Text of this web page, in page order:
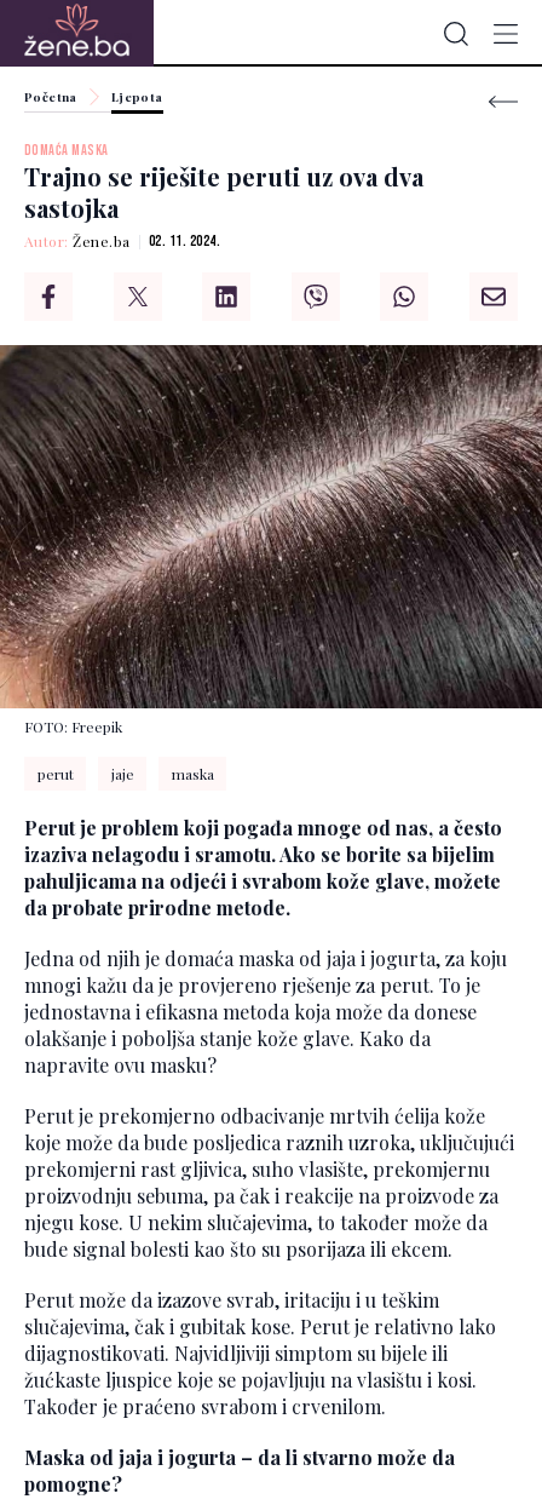
Početna Ljepota
DOMAĆA MASKA
Trajno se riješite peruti uz ova dva
sastojka
Autor:Žene.ba 02. 11. 2024.
FOTO: Freepik
perut jaje maska
Perut je problem koji pogađa mnoge od nas, a često
izaziva nelagodu i sramotu. Ako se borite sa bijelim
pahuljicama na odjeći i svrabom kože glave, možete
da probate prirodne metode.
Jedna od njih je domaća maska od jaja i jogurta, za koju
mnogi kažu da je provjereno rješenje za perut. To je
jednostavna i efikasna metoda koja može da donese
olakšanje i poboljša stanje kože glave. Kako da
napravite ovu masku?
Perut je prekomjerno odbacivanje mrtvih ćelija kože
koje može da bude posljedica raznih uzroka, uključujući
prekomjerni rast gljivica, suho vlasište, prekomjernu
proizvodnju sebuma, pa čak i reakcije na proizvode za
njegu kose. U nekim slučajevima, to također može da
bude signal bolesti kao što su psorijaza ili ekcem.
Perut može da izazove svrab, iritaciju i u teškim
slučajevima, čak i gubitak kose. Perut je relativno lako
dijagnostikovati. Najvidljiviji simptom su bijele ili
žućkaste ljuspice koje se pojavljuju na vlasištu i kosi.
Također je praćeno svrabom i crvenilom.
Maska od jaja i jogurta – da li stvarno može da
pomogne?